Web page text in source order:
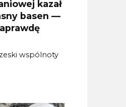
kazał
basen —
wspólnoty